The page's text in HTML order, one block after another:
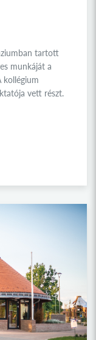
tartott
munkáját a
kollégium
vett részt.